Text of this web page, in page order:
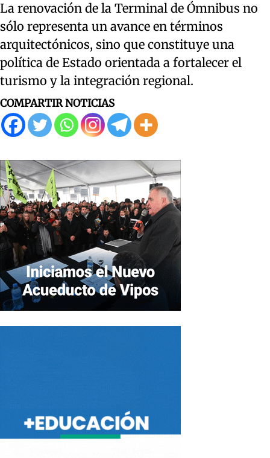
La renovación de la Terminal de Ómnibus no
sólo representa un avance en términos
arquitectónicos, sino que constituye una
política de Estado orientada a fortalecer el
turismo y la integración regional.
COMPARTIR NOTICIAS